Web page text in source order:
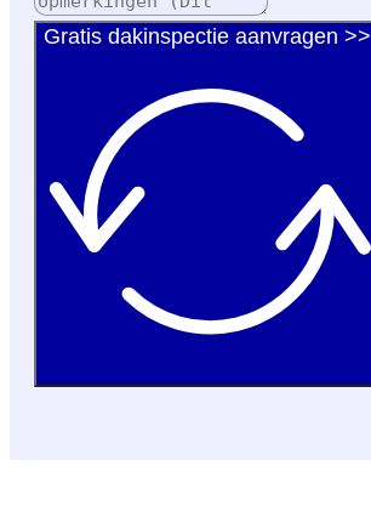
Gratis dakinspectie aanvragen >>